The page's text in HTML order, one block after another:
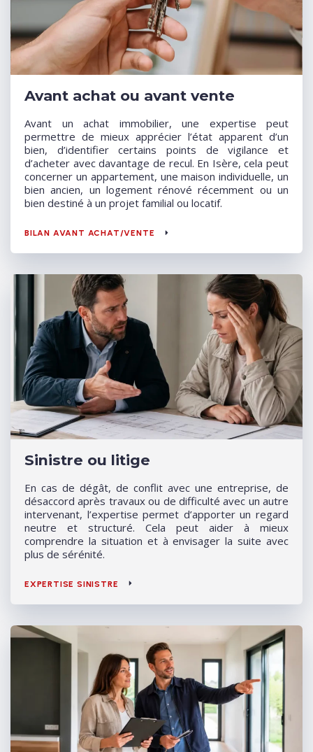
Avant achat ou avant vente
Avant un achat immobilier, une expertise peut
permettre de mieux apprécier l’état apparent d’un
bien, d’identifier certains points de vigilance et
d’acheter avec davantage de recul. En Isère, cela peut
concerner un appartement, une maison individuelle, un
bien ancien, un logement rénové récemment ou un
bien destiné à un projet familial ou locatif.
BILAN AVANT ACHAT/VENTE
Sinistre ou litige
En cas de dégât, de conflit avec une entreprise, de
désaccord après travaux ou de difficulté avec un autre
intervenant, l’expertise permet d’apporter un regard
neutre et structuré. Cela peut aider à mieux
comprendre la situation et à envisager la suite avec
plus de sérénité.
EXPERTISE SINISTRE